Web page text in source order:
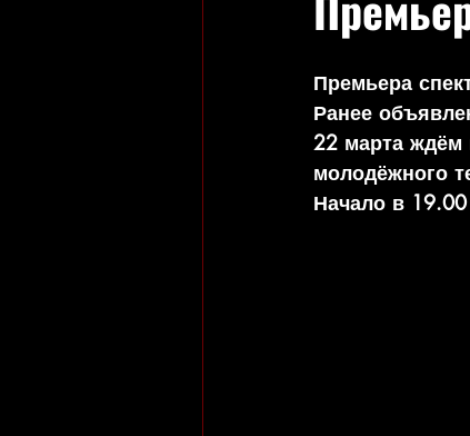
Премьера
Ранее
22 марта ждём
молодёжного
Начало в